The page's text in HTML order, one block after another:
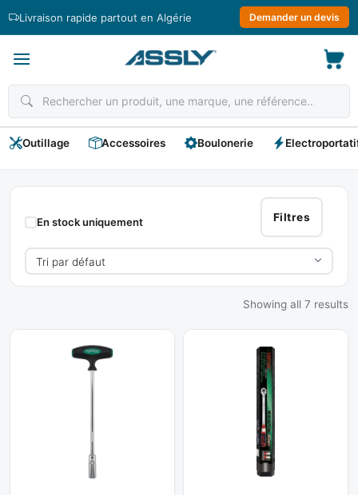
Livraison rapide partout en Algérie Demander un devis
Outillage Accessoires Boulonerie
Clés
Dynamométrique
Filtres
En stock uniquement
Showing all 7 results